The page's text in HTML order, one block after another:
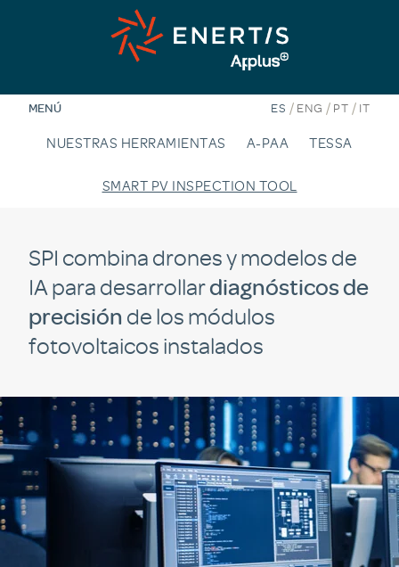
MENÚ ES / ENG / PT / IT
NUESTRAS HERRAMIENTAS A-PAA TESSA
SMART PV INSPECTION TOOL
SPI combina drones y modelos de
IA para desarrollardiagnósticos de
precisión de los módulos
fotovoltaicos instalados